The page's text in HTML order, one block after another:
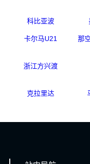
科比亚波
卡尔马U21
那
浙江方兴渡
克拉里达